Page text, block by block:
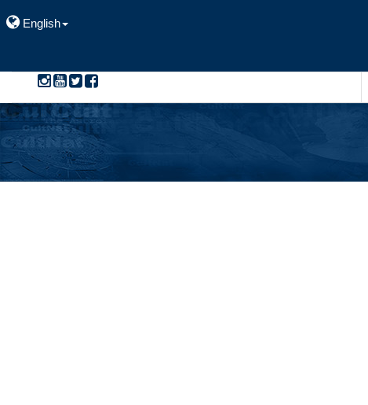
English